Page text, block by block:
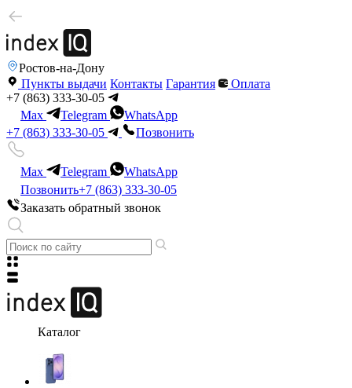
Ростов-на-Дону
Пункты выдачи Контакты Гарантия
Оплата
+7 (863) 333-30-05
Max
Telegram
WhatsApp
+7 (863) 333-30-05
Позвонить
Max Telegram
WhatsApp
Позвонить+7 (863) 333-30-05
Заказать обратный звонок
Каталог